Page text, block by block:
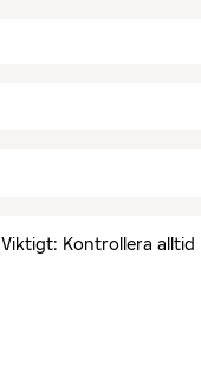
Viktigt: Kontrollera alltid